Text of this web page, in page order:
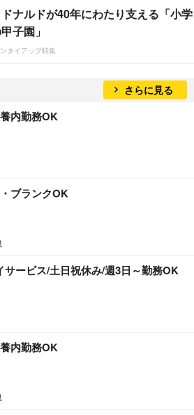
ナルドが40年にわたり支える「小学
子園」
タイアップ特集
さらに見る
内勤務OK
ブランクOK
サービス/土日祝休み/週3日～勤務OK
内勤務OK